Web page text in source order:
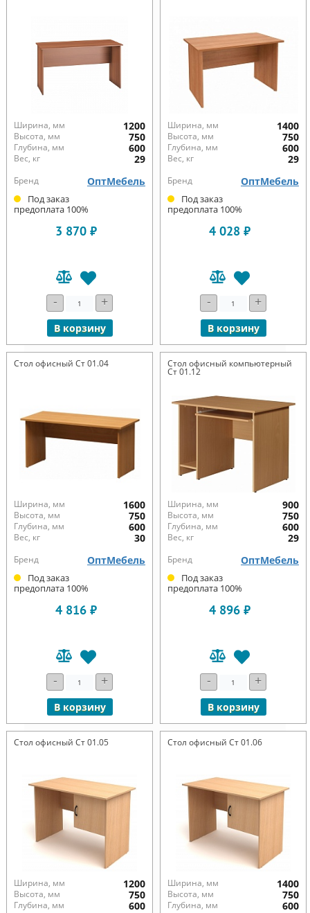
Ширина, мм 1200
Высота, мм 750
Глубина, мм 600
Вес, кг 29
Бренд ОптМебель
Под заказ
предоплата 100%
3 870 ₽
- +
В корзину
Ширина, мм 1400
Высота, мм 750
Глубина, мм 600
Вес, кг 29
Бренд ОптМебель
Под заказ
предоплата 100%
4 028 ₽
- +
В корзину
Стол офисный Ст 01.04
Ширина, мм 1600
Высота, мм 750
Глубина, мм 600
Вес, кг 30
Бренд ОптМебель
Под заказ
предоплата 100%
4 816 ₽
- +
В корзину
Стол офисный компьютерный
Ст 01.12
Ширина, мм 900
Высота, мм 750
Глубина, мм 600
Вес, кг 29
Бренд ОптМебель
Под заказ
предоплата 100%
4 896 ₽
- +
В корзину
Стол офисный Ст 01.05
Ширина, мм 1200
Высота, мм 750
Глубина, мм 600
Стол офисный Ст 01.06
Ширина, мм 1400
Высота, мм 750
Глубина, мм 600